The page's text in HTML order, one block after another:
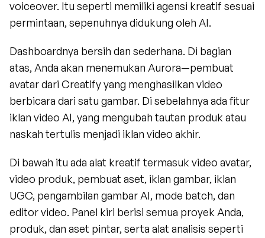
voiceover. Itu seperti memiliki agensi kreatif sesuai
permintaan, sepenuhnya didukung oleh AI.
Dashboardnya bersih dan sederhana. Di bagian
atas, Anda akan menemukan Aurora—pembuat
avatar dari Creatify yang menghasilkan video
berbicara dari satu gambar. Di sebelahnya ada fitur
iklan video AI, yang mengubah tautan produk atau
naskah tertulis menjadi iklan video akhir.
Di bawah itu ada alat kreatif termasuk video avatar,
video produk, pembuat aset, iklan gambar, iklan
UGC, pengambilan gambar AI, mode batch, dan
editor video. Panel kiri berisi semua proyek Anda,
produk, dan aset pintar, serta alat analisis seperti